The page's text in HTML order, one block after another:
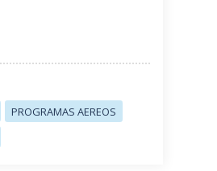
PROGRAMAS AEREOS